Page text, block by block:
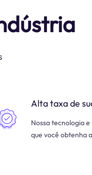
Alta taxa de
Nossa tecnologia
que você obtenha